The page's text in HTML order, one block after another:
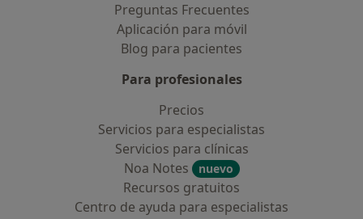
Preguntas Frecuentes
Aplicación para móvil
Blog para pacientes
Para profesionales
Precios
Servicios para especialistas
Servicios para clínicas
Noa Notes
nuevo
Recursos gratuitos
Centro de ayuda para especialistas